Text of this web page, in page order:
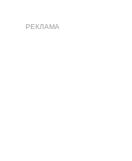
РЕКЛАМА